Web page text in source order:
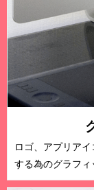
ロゴ、アプリア
する為のグラフィ